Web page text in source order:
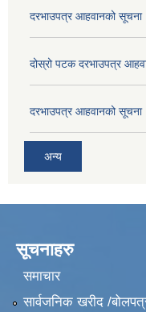
दरभाउपत्र आहवानको सूचना
दोस्रो पटक दरभाउपत्र
दरभाउपत्र आहवानको सूचना
अन्य
सूचनाहरु
समाचार
सार्वजनिक खरीद /